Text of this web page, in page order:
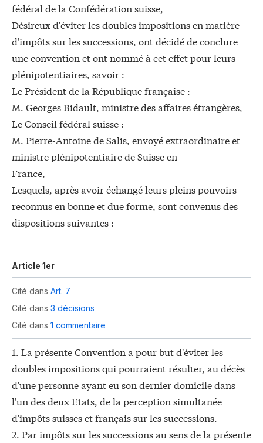
fédéral de la Confédération suisse,
Désireux d'éviter les doubles impositions en matière
d'impôts sur les successions, ont décidé de conclure
une convention et ont nommé à cet effet pour leurs
plénipotentiaires, savoir :
Le Président de la République française :
M. Georges Bidault, ministre des affaires étrangères,
Le Conseil fédéral suisse :
M. Pierre-Antoine de Salis, envoyé extraordinaire et
ministre plénipotentiaire de Suisse en
France,
Lesquels, après avoir échangé leurs pleins pouvoirs
reconnus en bonne et due forme, sont convenus des
dispositions suivantes :
Article 1er
Cité dans Art. 7
Cité dans 3 décisions
Cité dans 1 commentaire
1. La présente Convention a pour but d'éviter les
doubles impositions qui pourraient résulter, au décès
d'une personne ayant eu son dernier domicile dans
l'un des deux Etats, de la perception simultanée
d'impôts suisses et français sur les successions.
2. Par impôts sur les successions au sens de la présente